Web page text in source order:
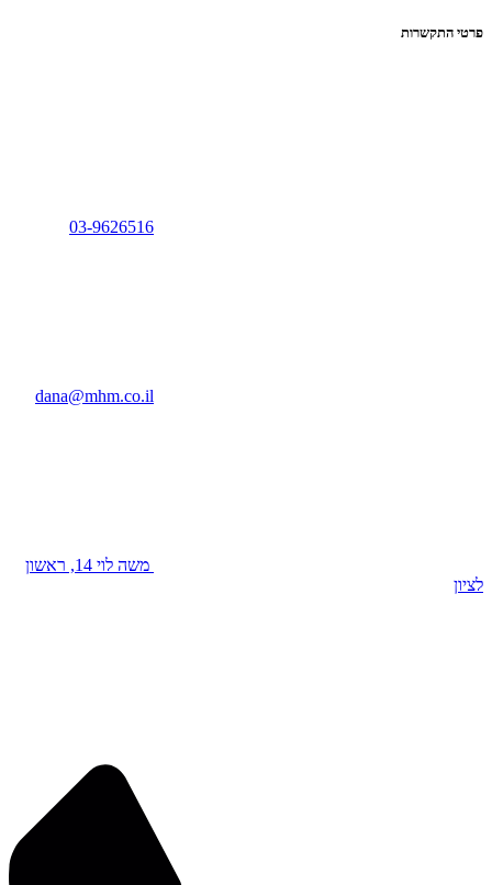
פרטי התקשרות
03-9626516
dana@mhm.co.il
משה לוי 14, ראשון
לציון